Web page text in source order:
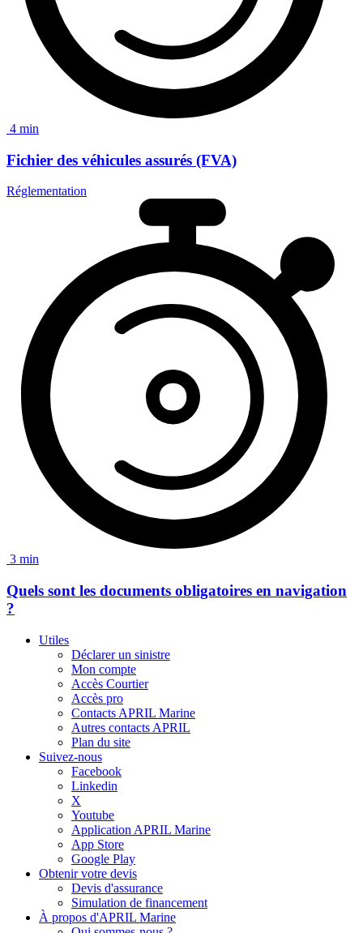
4 min
Fichier des véhicules assurés (FVA)
Réglementation
3 min
Quels sont les documents obligatoires en navigation
?
Utiles
Déclarer un sinistre
Mon compte
Accès Courtier
Accès pro
Contacts APRIL Marine
Autres contacts APRIL
Plan du site
Suivez-nous
Facebook
Linkedin
X
Youtube
Application APRIL Marine
App Store
Google Play
Obtenir votre devis
Devis d'assurance
Simulation de financement
À propos d'APRIL Marine